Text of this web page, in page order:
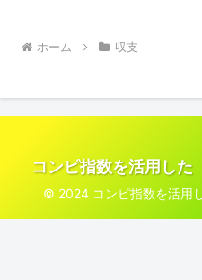
ホーム 収支
コンピ指数を活用し
© 2024 コンピ指数を活用